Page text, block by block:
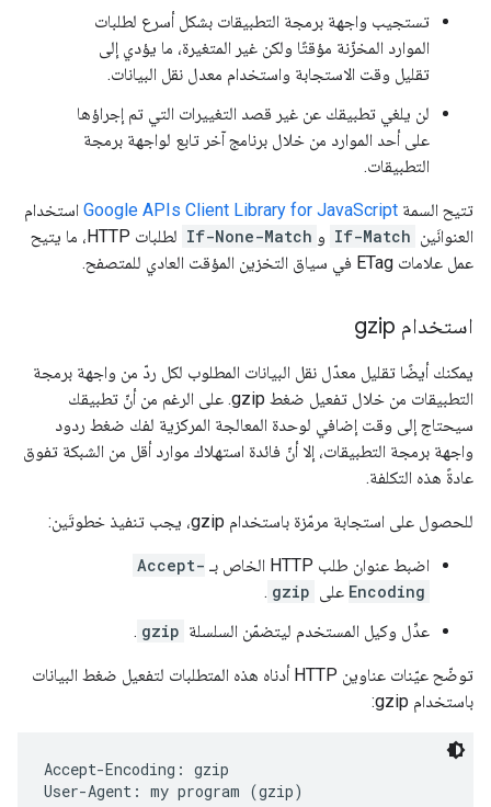
تستجيب واجهة برمجة التطبيقات بشكل أسرع لطلبات
الموارد المخزّنة مؤقتًا ولكن غير المتغيرة، ما يؤدي إلى
تقليل وقت الاستجابة واستخدام معدل نقل البيانات.
لن يلغي تطبيقك عن غير قصد التغييرات التي تم إجراؤها
على أحد الموارد من خلال برنامج آخر تابع لواجهة برمجة
التطبيقات.
تتيح السمة Google APIs Client Library for JavaScript استخدام
العنوانَين If-Match و If-None-Match
لطلبات HTTP، ما يتيح
عمل علامات ETag في سياق التخزين المؤقت العادي للمتصفح.
استخدام gzip
يمكنك أيضًا تقليل معدّل نقل البيانات المطلوب لكل ردّ من واجهة برمجة
التطبيقات من خلال تفعيل ضغط gzip. على الرغم من أنّ تطبيقك
سيحتاج إلى وقت إضافي لوحدة المعالجة المركزية لفك ضغط ردود
واجهة برمجة التطبيقات، إلا أنّ فائدة استهلاك موارد أقل من الشبكة تفوق
عادةً هذه التكلفة.
للحصول على استجابة مرمّزة باستخدام gzip، يجب تنفيذ خطوتَين:
اضبط عنوان طلب HTTP الخاص بـ
Accept-
Encoding على gzip
.
عدِّل وكيل المستخدم ليتضمّن السلسلة gzip
.
توضّح عيّنات عناوين HTTP أدناه هذه المتطلبات لتفعيل ضغط البيانات
باستخدام gzip:
Accept-Encoding: gzip